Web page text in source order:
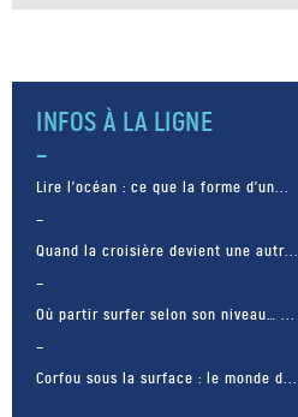
INFOS À LA LIGNE
Lire l’océan : ce que la forme d’un...
Quand la croisière devient une autr...
Où partir surfer selon son niveau… ...
Corfou sous la surface : le monde d...